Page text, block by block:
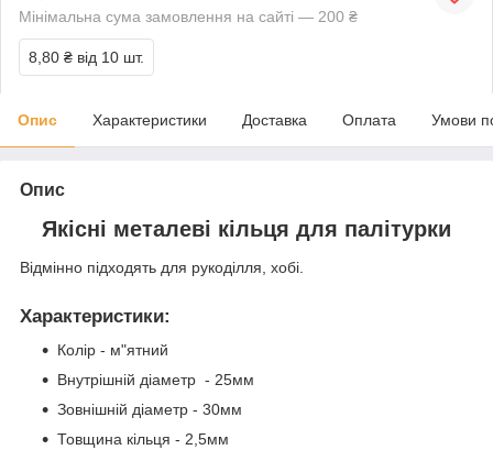
Мінімальна сума замовлення на сайті — 200 ₴
8,80 ₴ від 10 шт.
Опис Характеристики Доставка Оплата Умови
Опис
Якісні металеві кільця для палітурки
Відмінно підходять для рукоділля, хобі.
Характеристики:
Колір - м"ятний
Внутрішній діаметр - 25мм
Зовнішній діаметр - 30мм
Товщина кільця - 2,5мм